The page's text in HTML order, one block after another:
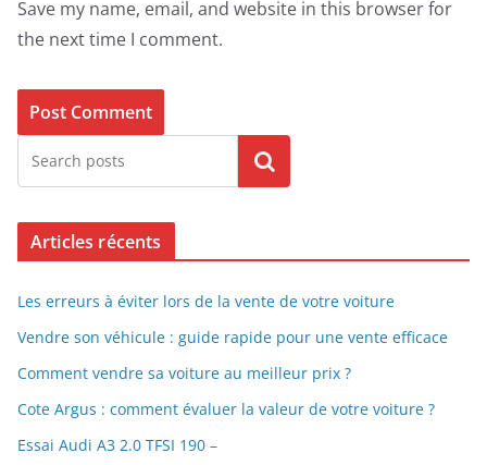
Save my name, email, and website in this browser for
the next time I comment.
Search
Articles récents
Les erreurs à éviter lors de la vente de votre voiture
Vendre son véhicule : guide rapide pour une vente efficace
Comment vendre sa voiture au meilleur prix ?
Cote Argus : comment évaluer la valeur de votre voiture ?
Essai Audi A3 2.0 TFSI 190 –